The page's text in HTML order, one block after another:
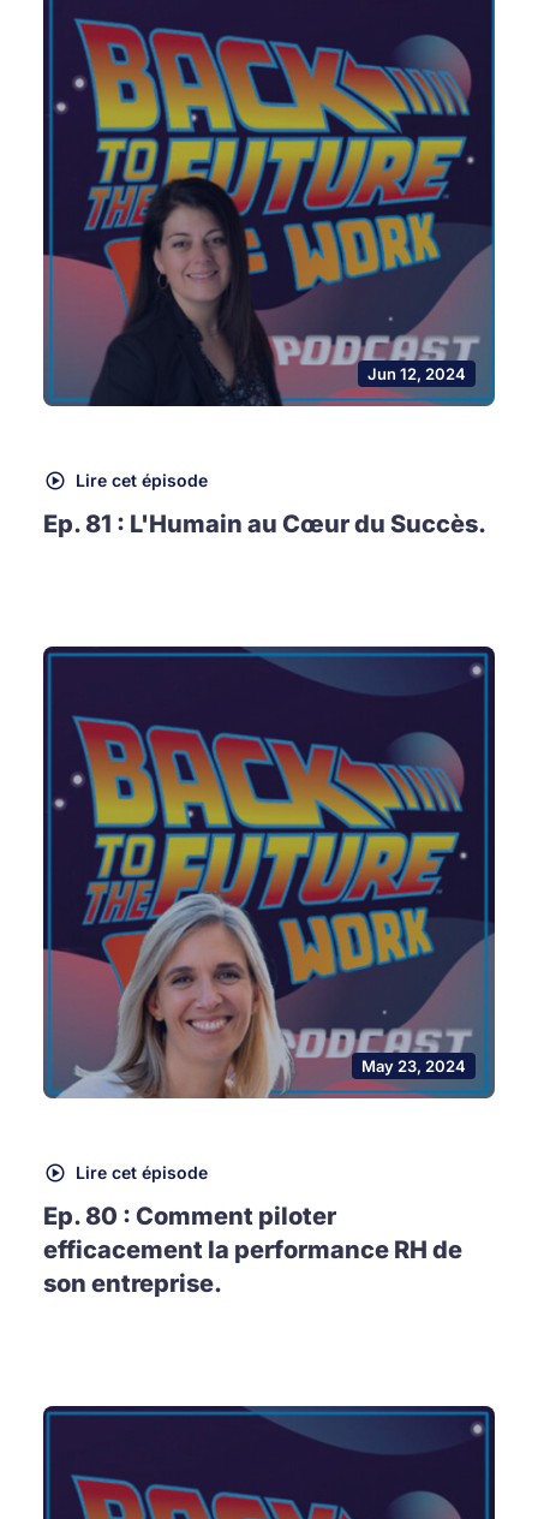
Jun 12, 2024
Lire cet épisode
Ep. 81 : L'Humain au Cœur du Succès.
May 23, 2024
Lire cet épisode
Ep. 80 : Comment piloter
efficacement la performance RH de
son entreprise.